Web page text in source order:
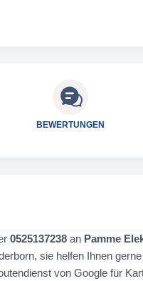
BEWERTUNGEN
0525137238 an Pamme
sie helfen Ihnen
von Google für